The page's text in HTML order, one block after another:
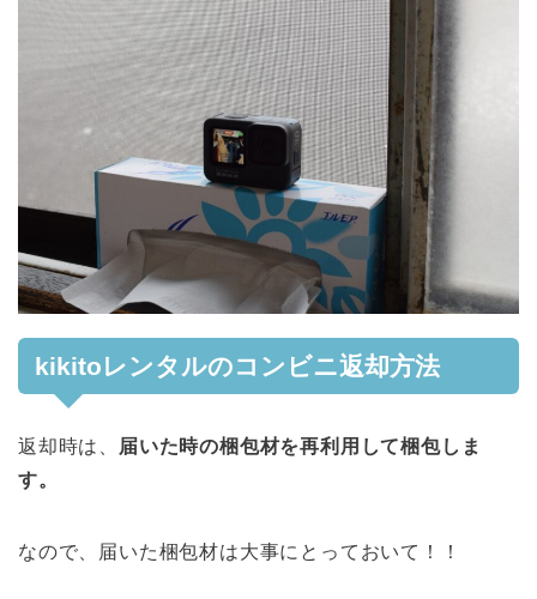
kikitoレンタルのコンビニ返却方法
返却時は、
届いた時の梱包材を再利用して梱包しま
す。
なので、届いた梱包材は大事にとっておいて！！